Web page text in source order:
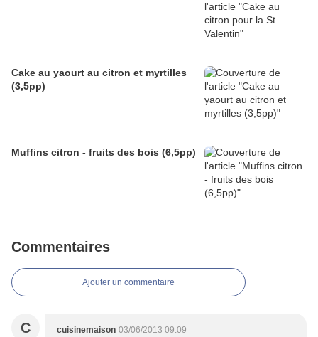
Cake au yaourt au citron et myrtilles
(3,5pp)
Muffins citron - fruits des bois (6,5pp)
Commentaires
Ajouter un commentaire
C cuisinemaison 03/06/2013 09:09